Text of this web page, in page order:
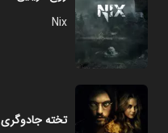
Nix
تخته جادوگری